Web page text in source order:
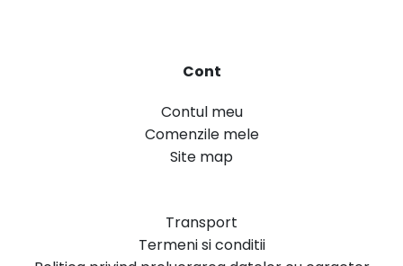
Cont
Contul meu
Comenzile mele
Site map
Transport
Termeni si conditii